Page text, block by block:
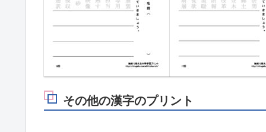
その他の漢字のプリント